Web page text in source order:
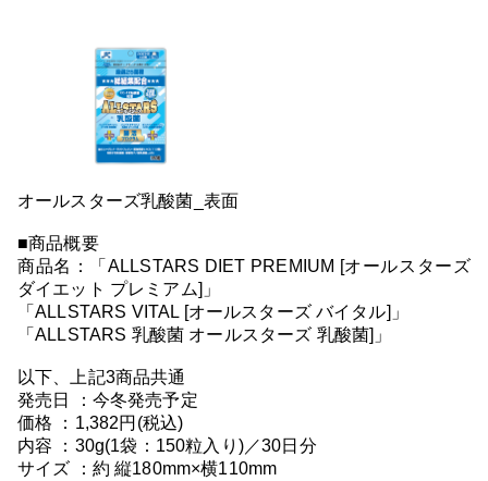
オールスターズ乳酸菌_表面
■商品概要
商品名：「ALLSTARS DIET PREMIUM [オールスターズ
ダイエット プレミアム]」
「ALLSTARS VITAL [オールスターズ バイタル]」
「ALLSTARS 乳酸菌 オールスターズ 乳酸菌]」
以下、上記3商品共通
発売日 ：今冬発売予定
価格 ：1,382円(税込)
内容 ：30g(1袋：150粒入り)／30日分
サイズ ：約 縦180mm×横110mm